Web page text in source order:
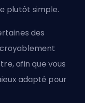
plutôt simple.
des
afin que vous
adapté pour